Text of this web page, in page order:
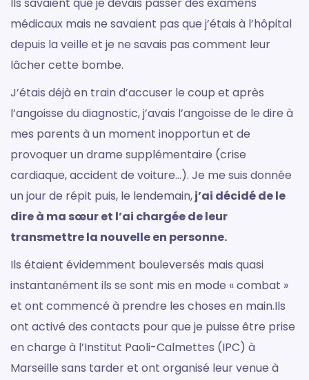
Ils savaient que je devais passer des examens
médicaux mais ne savaient pas que j’étais à l’hôpital
depuis la veille et je ne savais pas comment leur
lâcher cette bombe.
J’étais déjà en train d’accuser le coup et après
l’angoisse du diagnostic, j’avais l’angoisse de le dire à
mes parents à un moment inopportun et de
provoquer un drame supplémentaire (crise
cardiaque, accident de voiture…). Je me suis donnée
un jour de répit puis, le lendemain,j’ai décidé de le
dire à ma sœur et l’ai chargée de leur
transmettre la nouvelle en personne.
Ils étaient évidemment bouleversés mais quasi
instantanément ils se sont mis en mode « combat »
et ont commencé à prendre les choses en main.Ils
ont activé des contacts pour que je puisse être prise
en charge à l’Institut Paoli-Calmettes (IPC) à
Marseille sans tarder et ont organisé leur venue à